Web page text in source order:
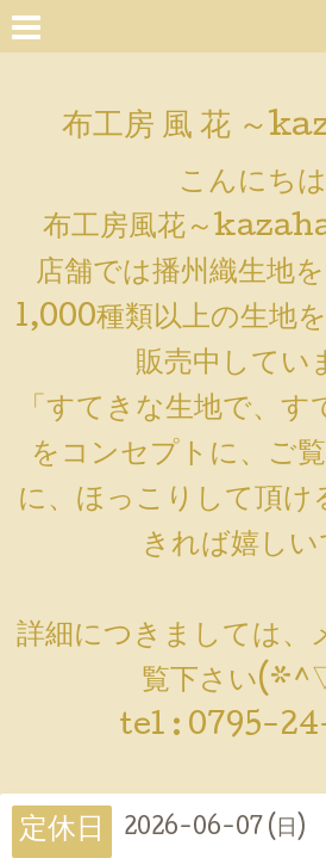
布工房 風 花 ～
こんにちは
布工房風花～
店舗では播州織生地
1,000種類以上の生地
販売中してい
「すてきな生地で、す
をコンセプトに、ご
に、ほっこりして頂け
きれば嬉しい
詳細につきましては、
覧下さい
tel : 0795-
定休日 2026-06-07 (日)